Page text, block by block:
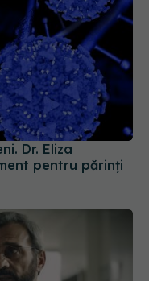
Dr. Eliza
pentru părinți